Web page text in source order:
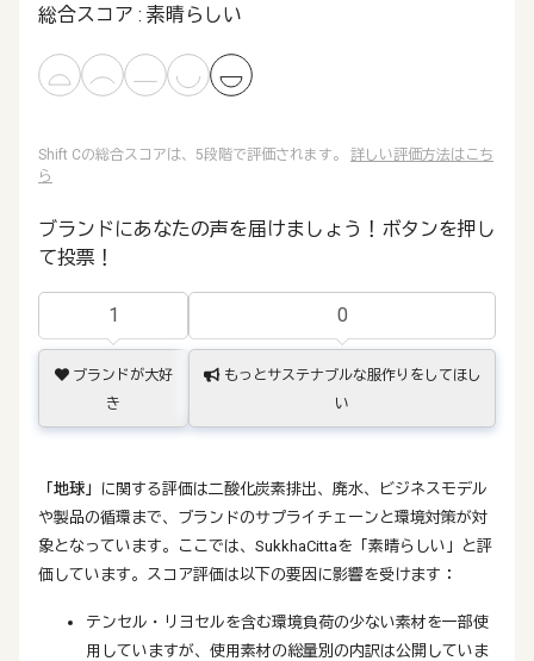
総合スコア : 素晴らしい
Shift Cの総合スコアは、5段階で評価されます。 詳しい評価方法はこち
ら
ブランドにあなたの声を届けましょう！ボタンを押し
て投票！
1
ブランドが大好
き
0
もっとサステナブルな服作りをしてほし
い
「地球」
に関する評価は二酸化炭素排出、廃水、ビジネスモデル
や製品の循環まで、ブランドのサプライチェーンと環境対策が対
象となっています。ここでは、SukkhaCittaを「素晴らしい」と評
価しています。スコア評価は以下の要因に影響を受けます：
テンセル・リヨセルを含む環境負荷の少ない素材を一部使
用していますが、使用素材の総量別の内訳は公開していま